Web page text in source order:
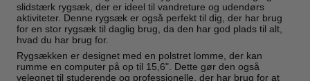
slidstærk rygsæk, der er ideel til vandreture og udendørs
aktiviteter. Denne rygsæk er også perfekt til dig, der har brug
for en stor rygsæk til daglig brug, da den har god plads til alt,
hvad du har brug for.
Rygsækken er designet med en polstret lomme, der kan
rumme en computer på op til 15,6". Dette gør den også
velegnet til studerende og professionelle, der har brug for at